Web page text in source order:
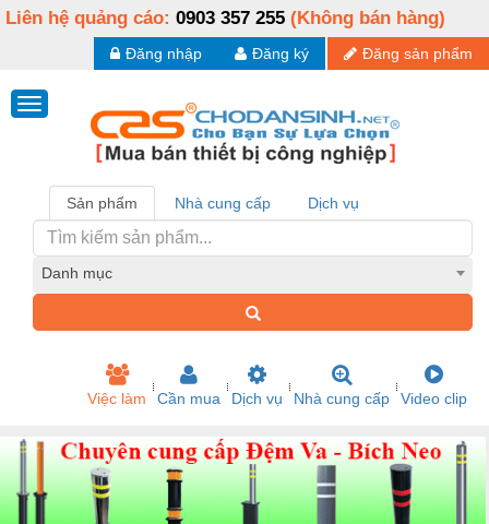
Liên hệ quảng cáo: 0903 357 255 (Không bán hàng)
Đăng sản phẩm
Đăng ký
Đăng nhập
Sản phẩm Nhà cung cấp Dịch vụ
Danh mục
Việc làm Cần mua Dịch vụ Nhà cung cấp Video clip